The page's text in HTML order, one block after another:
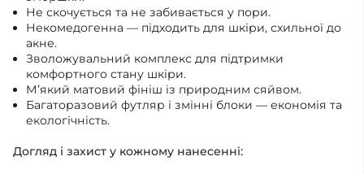
Не скочується та не забивається у пори.
Некомедогенна — підходить для шкіри, схильної до
акне.
Зволожувальний комплекс для підтримки
комфортного стану шкіри.
М’який матовий фініш із природним сяйвом.
Багаторазовий футляр і змінні блоки — економія та
екологічність.
Догляд і захист у кожному нанесенні: